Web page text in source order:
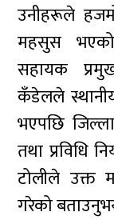
उनीहरूले
महसुस
सहायक
कँडेलले
भएपछि
तथा प्रविधि
टोलीले उक्त
गरेको